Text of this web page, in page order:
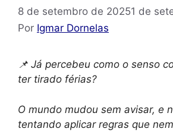
8 de setembro de 20251 de
Por Igmar Dornelas
📌 Já percebeu como o senso
ter tirado férias?
O mundo mudou sem avisar, e
tentando aplicar regras que